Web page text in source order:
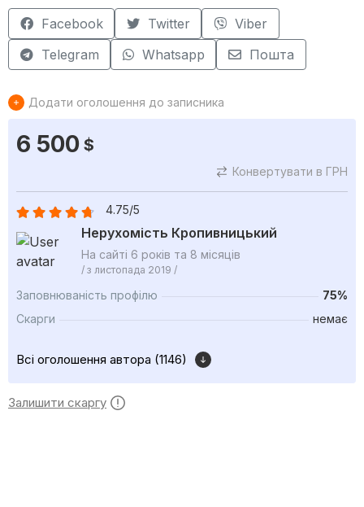
Facebook Twitter
Viber
Telegram
Whatsapp Пошта
Додати оголошення до записника
6 500 $
Конвертувати в ГРН
4.75/5
Нерухомість Кропивницький
На сайті 6 років та 8 місяців
/ з листопада 2019 /
Заповнюваність профілю
75%
Скарги
немає
Всі оголошення автора (1146)
Залишити скаргу